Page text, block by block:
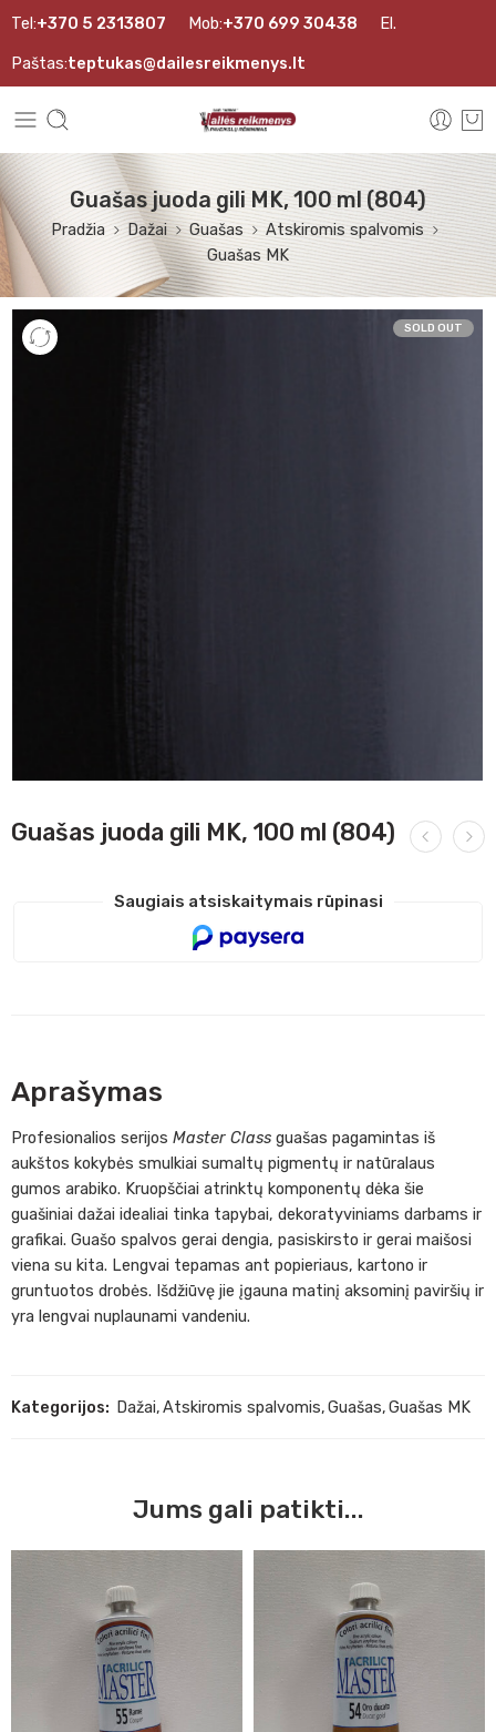
Tel:+370 5 2313807 Mob:+370 699 30438 El.
Paštas:teptukas@dailesreikmenys.lt
Guašas juoda gili MK, 100 ml (804)
Pradžia Dažai Guašas
Atskiromis spalvomis
Guašas MK
SOLD OUT
Guašas juoda gili MK, 100 ml (804)
Saugiais atsiskaitymais rūpinasi
Aprašymas
Profesionalios serijos Master Class guašas pagamintas iš
aukštos kokybės smulkiai sumaltų pigmentų ir natūralaus
gumos arabiko. Kruopščiai atrinktų komponentų dėka šie
guašiniai dažai idealiai tinka tapybai, dekoratyviniams darbams ir
grafikai. Guašo spalvos gerai dengia, pasiskirsto ir gerai maišosi
viena su kita. Lengvai tepamas ant popieriaus, kartono ir
gruntuotos drobės. Išdžiūvę jie įgauna matinį aksominį paviršių ir
yra lengvai nuplaunami vandeniu.
Kategorijos: Dažai,Atskiromis spalvomis,Guašas,Guašas MK
Jums gali patikti...